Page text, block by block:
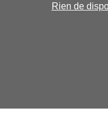
Rien de